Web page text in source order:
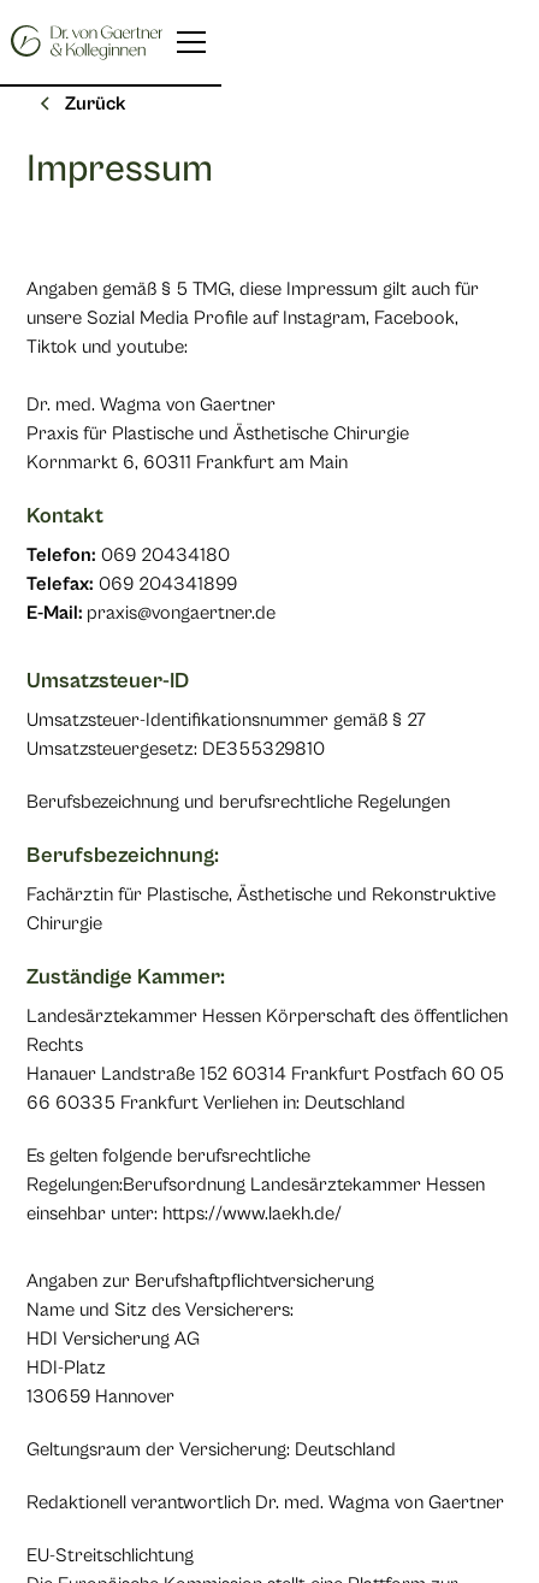
Zurück
Impressum
Angaben gemäß § 5 TMG, diese Impressum gilt auch für
unsere Sozial Media Profile auf Instagram, Facebook,
Tiktok und youtube:
Dr. med. Wagma von Gaertner
Praxis für Plastische und Ästhetische Chirurgie
Kornmarkt 6, 60311 Frankfurt am Main
Kontakt
Telefon: 069 20434180
Telefax: 069 204341899
E-Mail: praxis@vongaertner.de
Umsatzsteuer-ID
Umsatzsteuer-Identifikationsnummer gemäß § 27
Umsatzsteuergesetz: DE355329810
Berufsbezeichnung und berufsrechtliche Regelungen
Berufsbezeichnung:
Fachärztin für Plastische, Ästhetische und Rekonstruktive
Chirurgie
Zuständige Kammer:
Landesärztekammer Hessen Körperschaft des öffentlichen
Rechts
Hanauer Landstraße 152 60314 Frankfurt Postfach 60 05
66 60335 Frankfurt Verliehen in: Deutschland
Es gelten folgende berufsrechtliche
Regelungen:Berufsordnung Landesärztekammer Hessen
einsehbar unter: https://www.laekh.de/
Angaben zur Berufshaftpflichtversicherung
Name und Sitz des Versicherers:
HDI Versicherung AG
HDI-Platz
130659 Hannover
Geltungsraum der Versicherung: Deutschland
Redaktionell verantwortlich Dr. med. Wagma von Gaertner
EU-Streitschlichtung